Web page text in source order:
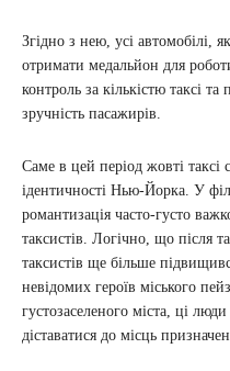
Згідно з нею, усі автомобілі,
отримати медальйон для
контроль за кількістю таксі
зручність пасажирів.
Саме в цей період жовті таксі
ідентичності Нью-Йорка. У
романтизація часто-густо
таксистів. Логічно, що після
таксистів ще більше
невідомих героїв міського
густозаселеного міста, ці
діставатися до місць